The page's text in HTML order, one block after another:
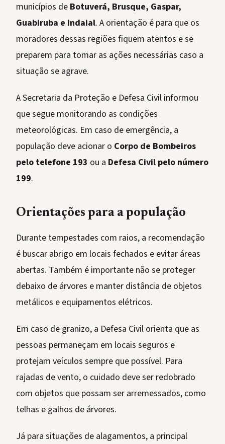
municípios de Botuverá, Brusque, Gaspar,
Guabiruba e Indaial. A orientação é para que os
moradores dessas regiões fiquem atentos e se
preparem para tomar as ações necessárias caso a
situação se agrave.
A Secretaria da Proteção e Defesa Civil informou
que segue monitorando as condições
meteorológicas. Em caso de emergência, a
população deve acionar o Corpo de Bombeiros
pelo telefone 193 ou a Defesa Civil pelo número
199.
Orientações para a população
Durante tempestades com raios, a recomendação
é buscar abrigo em locais fechados e evitar áreas
abertas. Também é importante não se proteger
debaixo de árvores e manter distância de objetos
metálicos e equipamentos elétricos.
Em caso de granizo, a Defesa Civil orienta que as
pessoas permaneçam em locais seguros e
protejam veículos sempre que possível. Para
rajadas de vento, o cuidado deve ser redobrado
com objetos que possam ser arremessados, como
telhas e galhos de árvores.
Já para situações de alagamentos, a principal